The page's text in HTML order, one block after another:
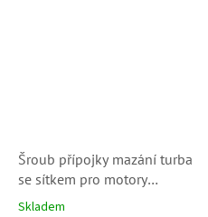
Šroub přípojky mazání turba
se sítkem pro motory
Citroën 1.4HDi a 1.6HDi
Skladem